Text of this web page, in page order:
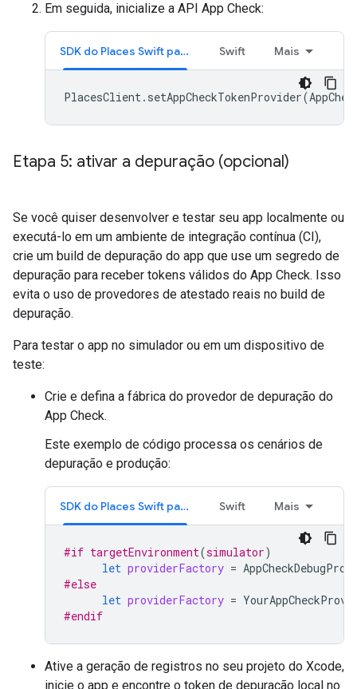
Em seguida, inicialize a API App Check:
SDK do Places Swift para iOS Swift Mais
PlacesClient. setAppCheckTokenProvider(
Etapa 5: ativar a depuração (opcional)
Se você quiser desenvolver e testar seu app localmente ou
executá-lo em um ambiente de integração contínua (CI),
crie um build de depuração do app que use um segredo de
depuração para receber tokens válidos do App Check. Isso
evita o uso de provedores de atestado reais no build de
depuração.
Para testar o app no simulador ou em um dispositivo de
teste:
Crie e defina a fábrica do provedor de depuração do
App Check.
Este exemplo de código processa os cenários de
depuração e produção:
SDK do Places Swift para iOS Swift Mais
#if targetEnvironment(simulator)
let providerFactory =
#else
let providerFactory =
#endif
Ative a geração de registros no seu projeto do Xcode,
inicie o app e encontre o token de depuração local no